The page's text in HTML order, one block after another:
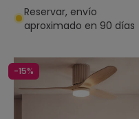
Reservar, envío
aproximado en 90 días
-15%